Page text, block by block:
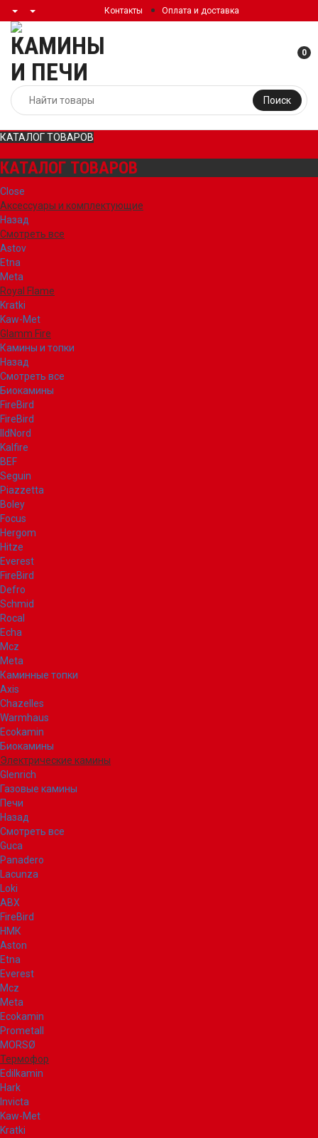
Контакты Оплата и доставка
Поиск
0
КАТАЛОГ ТОВАРОВ
КАТАЛОГ ТОВАРОВ
Close
Аксессуары и комплектующие
Назад
Смотреть все
Astov
Etna
Meta
Royal Flame
Kratki
Kaw-Met
Glamm Fire
Камины и топки
Назад
Смотреть все
Биокамины
FireBird
FireBird
IldNord
Kalfire
BEF
Seguin
Piazzetta
Boley
Focus
Hergom
Hitze
Everest
FireBird
Defro
Schmid
Rocal
Echa
Mcz
Meta
Каминные топки
Axis
Chazelles
Warmhaus
Ecokamin
Биокамины
Электрические камины
Glenrich
Газовые камины
Печи
Назад
Смотреть все
Guca
Panadero
Lacunza
Loki
ABX
FireBird
НМК
Aston
Etna
Everest
Mcz
Meta
Ecokamin
Prometall
MORSØ
Термофор
Edilkamin
Hark
Invicta
Kaw-Met
Kratki